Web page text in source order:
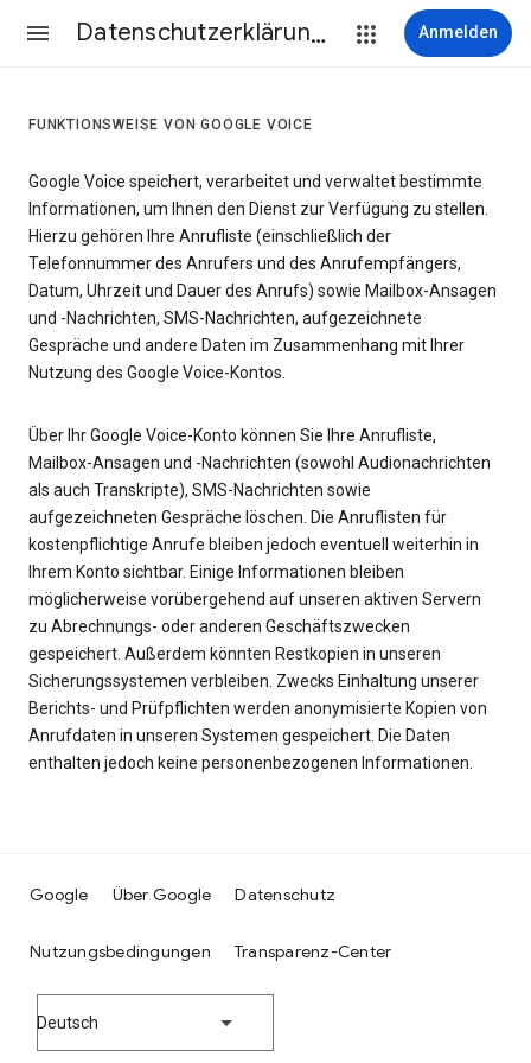
Datenschutzerklärung & Nutzungsbedingungen Anmelden
FUNKTIONSWEISE VON GOOGLE VOICE
Google Voice speichert, verarbeitet und verwaltet bestimmte
Informationen, um Ihnen den Dienst zur Verfügung zu stellen.
Hierzu gehören Ihre Anrufliste (einschließlich der
Telefonnummer des Anrufers und des Anrufempfängers,
Datum, Uhrzeit und Dauer des Anrufs) sowie Mailbox-Ansagen
und -Nachrichten, SMS-Nachrichten, aufgezeichnete
Gespräche und andere Daten im Zusammenhang mit Ihrer
Nutzung des Google Voice-Kontos.
Über Ihr Google Voice-Konto können Sie Ihre Anrufliste,
Mailbox-Ansagen und -Nachrichten (sowohl Audionachrichten
als auch Transkripte), SMS-Nachrichten sowie
aufgezeichneten Gespräche löschen. Die Anruflisten für
kostenpflichtige Anrufe bleiben jedoch eventuell weiterhin in
Ihrem Konto sichtbar. Einige Informationen bleiben
möglicherweise vorübergehend auf unseren aktiven Servern
zu Abrechnungs- oder anderen Geschäftszwecken
gespeichert. Außerdem könnten Restkopien in unseren
Sicherungssystemen verbleiben. Zwecks Einhaltung unserer
Berichts- und Prüfpflichten werden anonymisierte Kopien von
Anrufdaten in unseren Systemen gespeichert. Die Daten
enthalten jedoch keine personenbezogenen Informationen.
Google Über Google Datenschutz
Nutzungsbedingungen Transparenz-Center
Deutsch